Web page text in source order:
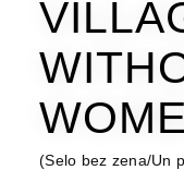
(Selo bez zena/Un